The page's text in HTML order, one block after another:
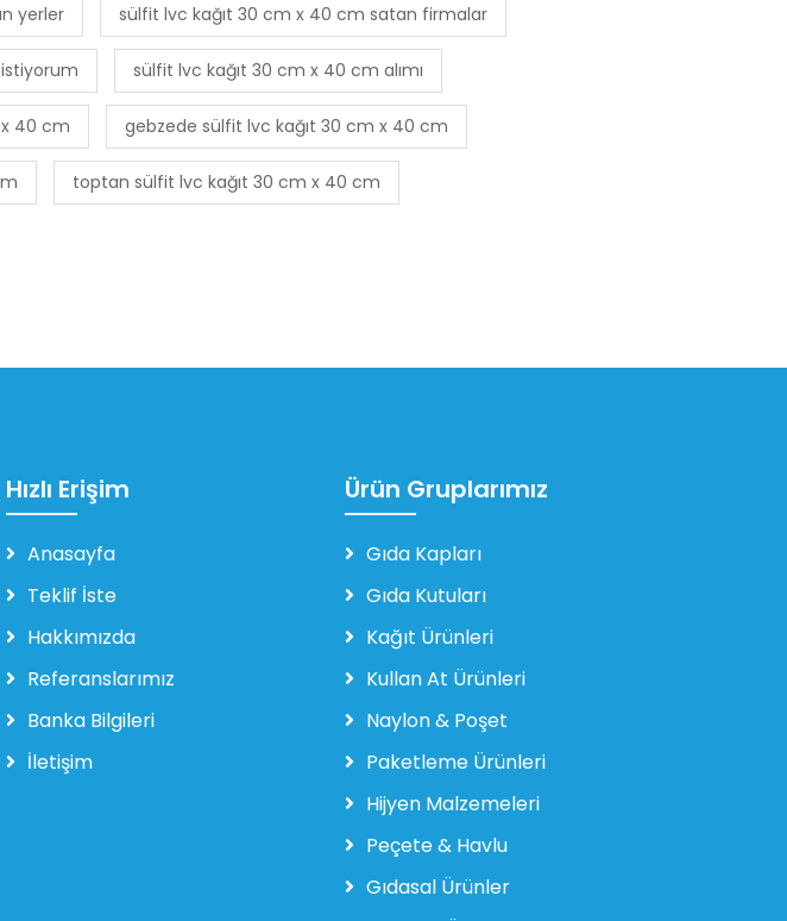
yerler sülfit lvc kağıt 30 cm x 40 cm satan firmalar
sülfit lvc kağıt 30 cm x 40 cm alımı
40 cm gebzede sülfit lvc kağıt 30 cm x 40 cm
toptan sülfit lvc kağıt 30 cm x 40 cm
Hızlı Erişim
Anasayfa
Teklif İste
Hakkımızda
Referanslarımız
Banka Bilgileri
İletişim
Ürün Gruplarımız
Gıda Kapları
Gıda Kutuları
Kağıt Ürünleri
Kullan At Ürünleri
Naylon & Poşet
Paketleme Ürünleri
Hijyen Malzemeleri
Peçete & Havlu
Gıdasal Ürünler